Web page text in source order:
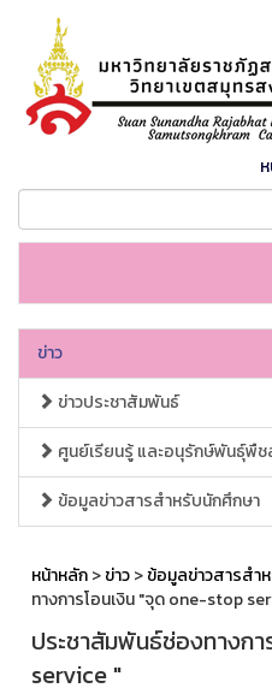
ข่าว
ข่าวประชาสัมพันธ์
ศูนย์เรียนรู้ และอนุรักษ์พันธุ์พืช
ข้อมูลข่าวสารสำหรับนักศึกษา
หน้าหลัก>ข่าว>ข้อมูลข่าวสารสำ
ทางการโอนเงิน "จุด one-stop
ประชาสัมพันธ์ช่องทางก
service "